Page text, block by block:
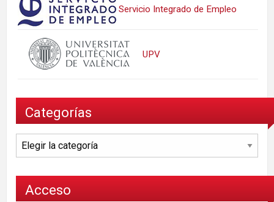
Servicio Integrado de Empleo
UPV
Categorías
Categorías
Acceso